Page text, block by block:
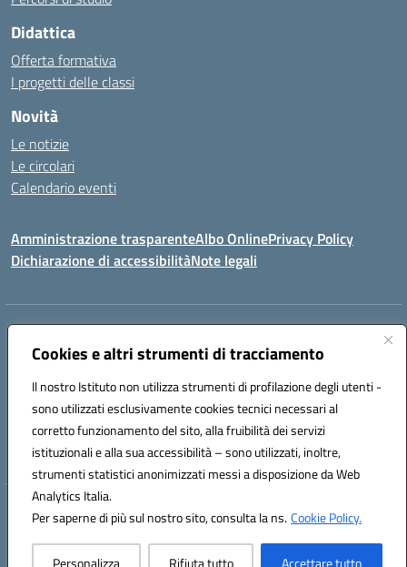
Cookies e altri strumenti di tracciamento
Il nostro Istituto non utilizza strumenti di profilazione degli utenti -
sono utilizzati esclusivamente cookies tecnici necessari al
corretto funzionamento del sito, alla fruibilità dei servizi
istituzionali e alla sua accessibilità – sono utilizzati, inoltre,
strumenti statistici anonimizzati messi a disposizione da Web
Analytics Italia.
Per saperne di più sul nostro sito, consulta la ns.Cookie Policy.
Personalizza Rifiuta tutto Accettare tutto
Didattica
Offerta formativa
I progetti delle classi
Novità
Le notizie
Le circolari
Calendario eventi
Amministrazione trasparenteAlbo OnlinePrivacy Policy
Dichiarazione di accessibilitàNote legali
Indirizzo:
Centralino:+39 071 89 52 08 Email:anic82000a@istruzione.it
Codice fiscale: 93084540421
Codice meccanografico:
ANIC82000A
Codice unico di fatturazione (CUF): UFF6L6
Hosting & Powered by 3D Solution S.r.l.
Concept & Design by Designers Italia